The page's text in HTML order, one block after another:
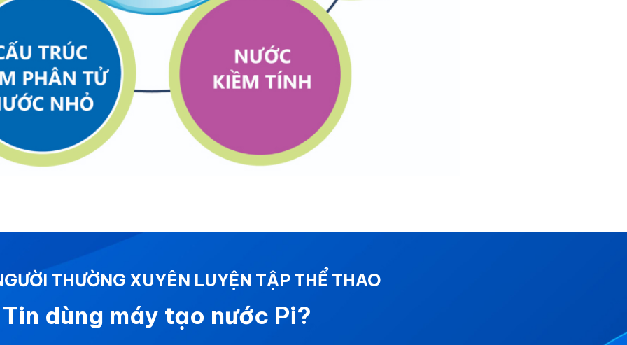
THƯỜNG XUYÊN LUYỆN TẬP THỂ THAO
Tin dùng máy tạo nước Pi?